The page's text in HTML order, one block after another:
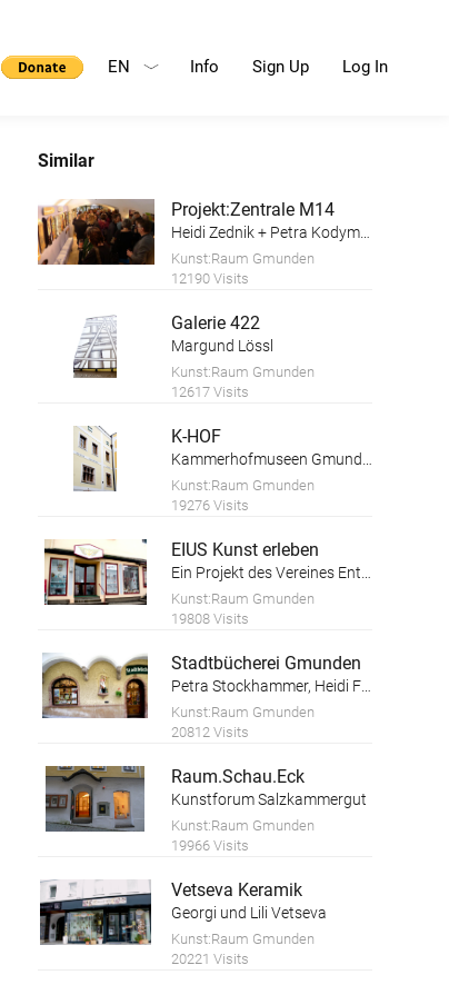
Info Sign Up Log In
EN
Similar
Projekt:Zentrale M14
Kunst:Raum Gmunden
12190 Visits
Galerie 422
Margund Lössl
Kunst:Raum Gmunden
12617 Visits
K-HOF
Kunst:Raum Gmunden
19276 Visits
EIUS Kunst erleben
Kunst:Raum Gmunden
19808 Visits
Stadtbücherei Gmunden
Kunst:Raum Gmunden
20812 Visits
Raum.Schau.Eck
Kunstforum Salzkammergut
Kunst:Raum Gmunden
19966 Visits
Vetseva Keramik
Georgi und Lili Vetseva
Kunst:Raum Gmunden
20221 Visits